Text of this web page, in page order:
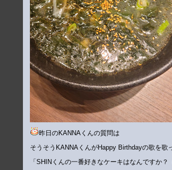
昨日のKANNAくんの質問は
そうそうKANNAくんがHappy Birthdayの歌を歌
「SHINくんの一番好きなケーキはなんですか？